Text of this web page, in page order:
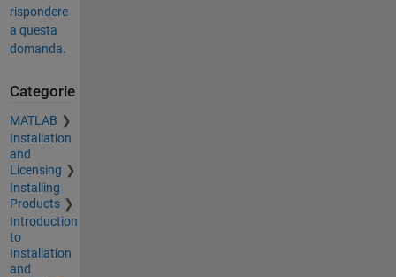
rispondere
a questa
domanda.
Categorie
MATLAB
Installation
and
Licensing
Installing
Products
Introduction
to
Installation
and